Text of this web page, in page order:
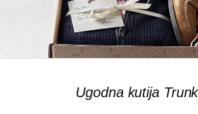
Ugodna kutija